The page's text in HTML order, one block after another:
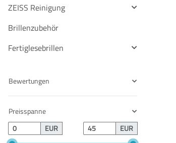
ZEISS Reinigung
Brillenzubehör
Fertiglesebrillen
Bewertungen
Preisspanne
EUR
EUR